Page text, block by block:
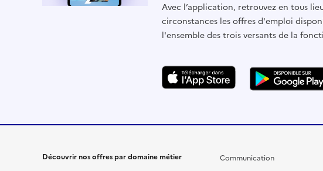
Avec l’application, retrouvez en tous
circonstances les offres d'emploi
l'ensemble des trois versants de la
Découvrir nos offres par domaine métier
Communication